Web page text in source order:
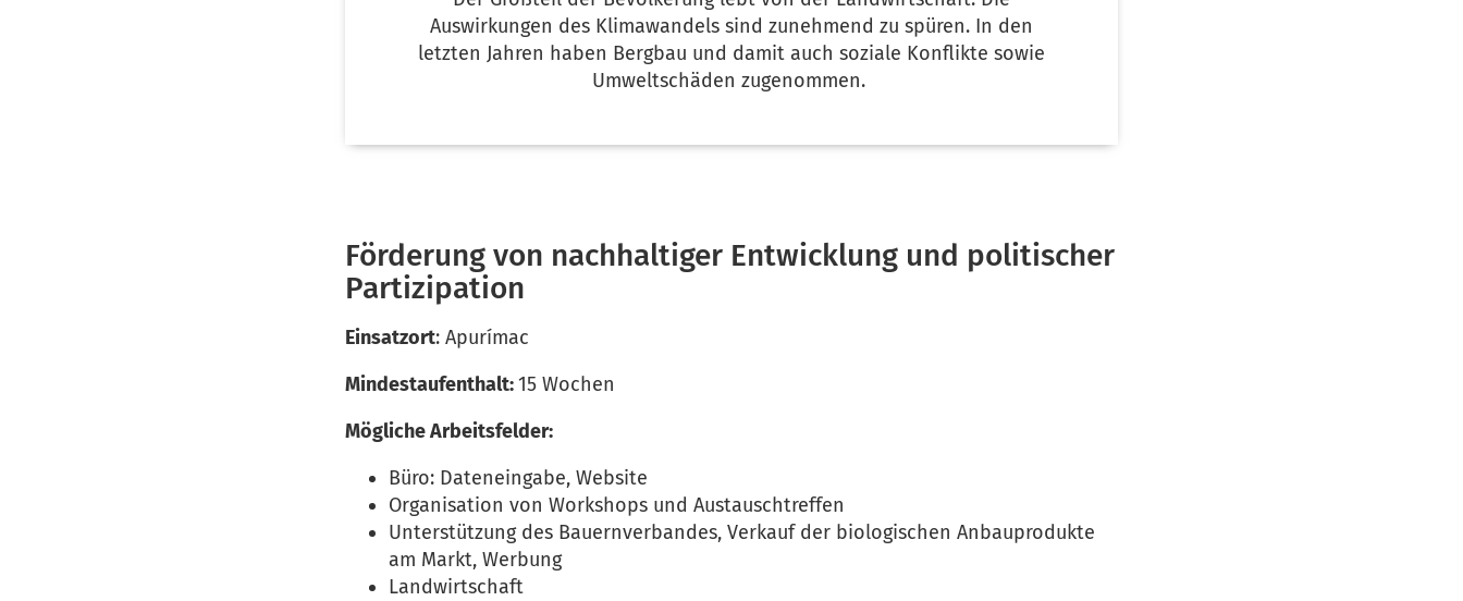
Auswirkungen des Klimawandels sind zunehmend zu spüren. In den
letzten Jahren haben Bergbau und damit auch soziale Konflikte sowie
Umweltschäden zugenommen.
Förderung von nachhaltiger Entwicklung und politischer
Partizipation
Einsatzort: Apurímac
Mindestaufenthalt:15 Wochen
Mögliche Arbeitsfelder:
Büro: Dateneingabe, Website
Organisation von Workshops und Austauschtreffen
Unterstützung des Bauernverbandes, Verkauf der biologischen Anbauprodukte
am Markt, Werbung
Landwirtschaft